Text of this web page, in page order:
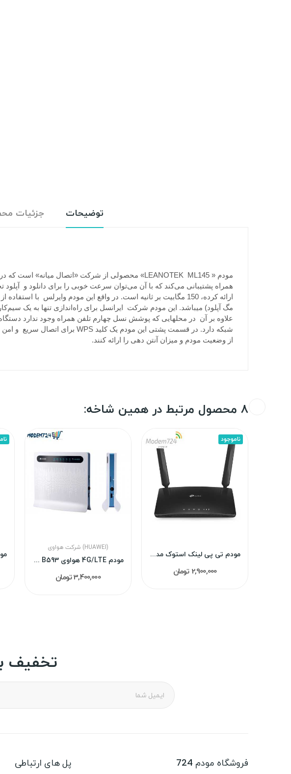
توضیحات جزئیات
از وضعیت مودم و میزان آنتن دهی را ارائه کنند.
8 محصول مرتبط در همین شاخه:
شرکت هواوی (HUAWEI)
مودم 4G/LTE هواوی B593 (استوک)
3,400,000 تومان
ناموجود
مودم تی پی لینک استوک مدل MR200
2,900,000 تومان
تخفیف
فروشگاه مودم 724 پل های ارتباطی